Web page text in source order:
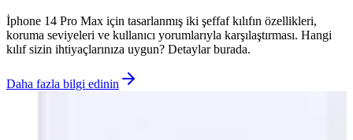
İphone 14 Pro Max için tasarlanmış iki şeffaf kılıfın özellikleri,
koruma seviyeleri ve kullanıcı yorumlarıyla karşılaştırması. Hangi
kılıf sizin ihtiyaçlarınıza uygun? Detaylar burada.
Daha fazla bilgi edinin